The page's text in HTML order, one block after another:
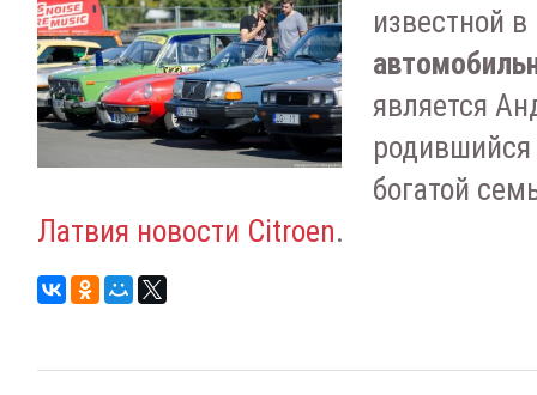
известной
является
родившийся
богатой
Латвия новости Citroen.